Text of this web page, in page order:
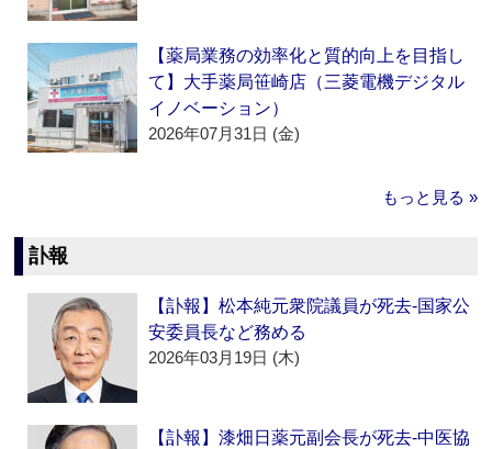
【薬局業務の効率化と質的向上を目指し
て】大手薬局笹崎店（三菱電機デジタル
イノベーション）
2026年07月31日 (金)
もっと見る »
訃報
【訃報】松本純元衆院議員が死去‐国家公
安委員長など務める
2026年03月19日 (木)
【訃報】漆畑日薬元副会長が死去‐中医協